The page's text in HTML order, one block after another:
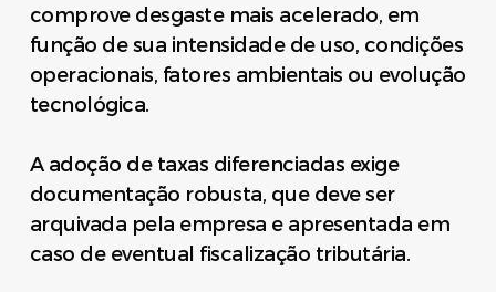
comprove desgaste mais acelerado, em
função de sua intensidade de uso, condições
operacionais, fatores ambientais ou evolução
tecnológica.
A adoção de taxas diferenciadas exige
documentação robusta, que deve ser
arquivada pela empresa e apresentada em
caso de eventual fiscalização tributária.